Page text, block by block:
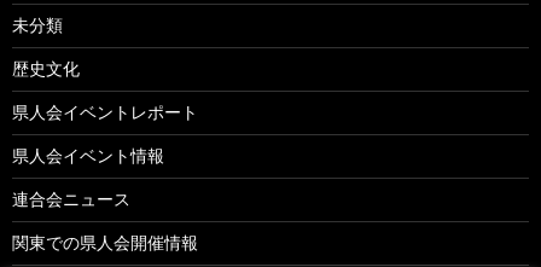
未分類
歴史文化
県人会イベントレポート
県人会イベント情報
連合会ニュース
関東での県人会開催情報